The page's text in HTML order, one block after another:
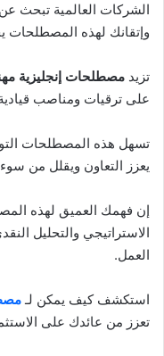
الشركات العالمية تبحث
وإتقانك لهذه المصطلحات
تزيد مصطلحات إنجليزية
على ترقيات ومناصب
تسهل هذه المصطلحات
يعزز التعاون ويقلل من
إن فهمك العميق لهذه
الاستراتيجي والتحليل
العمل.
استكشف كيف يمكن لـ
تعزز من عائدك على